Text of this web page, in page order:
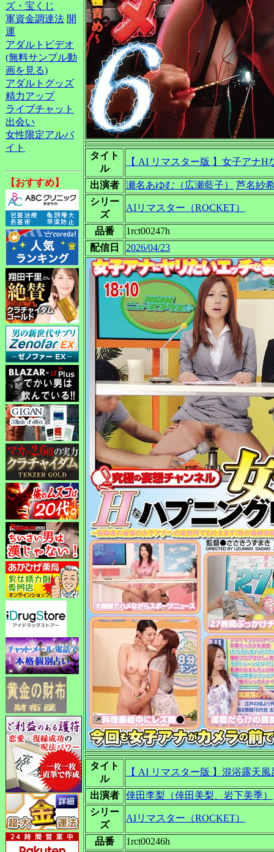
ズ・宝くじ
軍資金調達法 開
運
アダルトビデオ
(無料サンプル動
画を見る)
アダルトグッズ
精力アップ
ライブチャット
出会い
女性限定アルバ
イト
【おすすめ】
タイト
ル
【 AI リマスター版 】女子アナ
出演者 瀬名あゆむ（広瀬藍子）
芦名紗
シリー
ズ
AIリマスター（ROCKET）
品番
1rct00247h
配信日
2026/04/23
タイト
ル
【 AI リマスター版 】混浴露天
出演者
倖田李梨（倖田美梨、岩下美季）
シリー
ズ
AIリマスター（ROCKET）
品番
1rct00246h